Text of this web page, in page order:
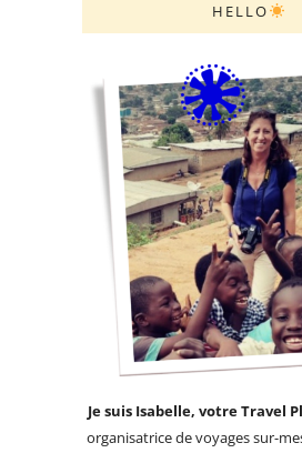
HELLO
Je suis Isabelle, votre Travel
organisatrice de voyages sur-